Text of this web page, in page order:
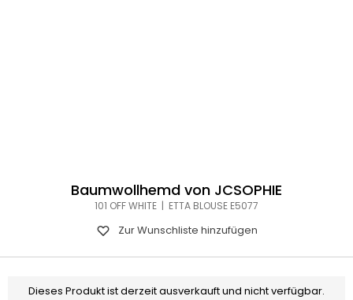
Baumwollhemd von JCSOPHIE
101 OFF WHITE | ETTA BLOUSE E5077
Zur Wunschliste hinzufügen
Dieses Produkt ist derzeit ausverkauft und nicht verfügbar.